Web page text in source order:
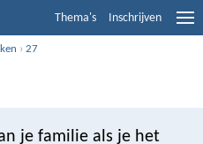
Thema's Inschrijven
›27
je familie als je het